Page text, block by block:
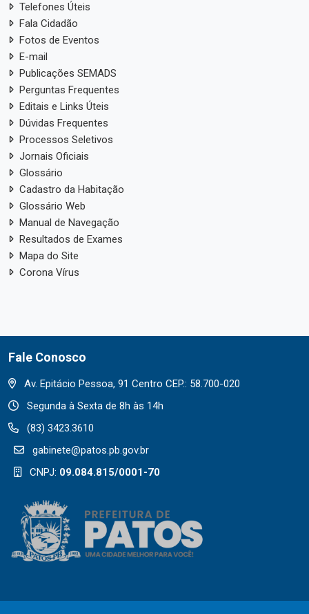
Telefones Úteis
Fala Cidadão
Fotos de Eventos
E-mail
Publicações SEMADS
Perguntas Frequentes
Editais e Links Úteis
Dúvidas Frequentes
Processos Seletivos
Jornais Oficiais
Glossário
Cadastro da Habitação
Glossário Web
Manual de Navegação
Resultados de Exames
Mapa do Site
Corona Vírus
Fale Conosco
Av. Epitácio Pessoa, 91 Centro CEP.: 58.700-020
Segunda à Sexta de 8h às 14h
(83) 3423.3610
gabinete@patos.pb.gov.br
CNPJ: 09.084.815/0001-70